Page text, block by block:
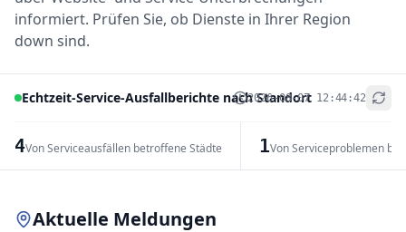
informiert. Prüfen Sie, ob Dienste in Ihrer Region
down sind.
Echtzeit-Service-Ausfallberichte nach Standort
2026-08-07 12:44:42
4Von Serviceausfällen betroffene Städte 1Von Serviceproblemen
+
Aktuelle Meldungen